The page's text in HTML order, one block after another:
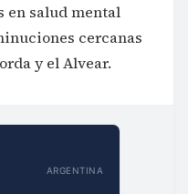
en salud mental
cercanas
y el Alvear.
ARGENTINA